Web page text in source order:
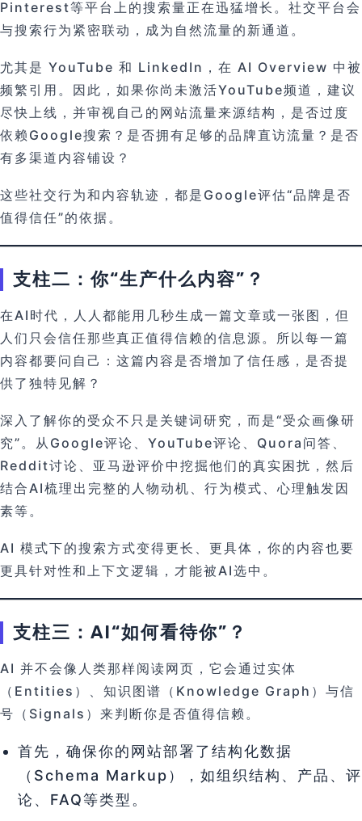
Pinterest等平台上的搜索量正在迅猛增长。社交平台会
与搜索行为紧密联动，成为自然流量的新通道。
尤其是 YouTube 和 LinkedIn，在 AI Overview 中被
频繁引用。因此，如果你尚未激活YouTube频道，建议
尽快上线，并审视自己的网站流量来源结构，是否过度
依赖Google搜索？是否拥有足够的品牌直访流量？是否
有多渠道内容铺设？
这些社交行为和内容轨迹，都是Google评估“品牌是否
值得信任”的依据。
支柱二：你“生产什么内容”？
在AI时代，人人都能用几秒生成一篇文章或一张图，但
人们只会信任那些真正值得信赖的信息源。所以每一篇
内容都要问自己：这篇内容是否增加了信任感，是否提
供了独特见解？
深入了解你的受众不只是关键词研究，而是“受众画像研
究”。从Google评论、YouTube评论、Quora问答、
Reddit讨论、亚马逊评价中挖掘他们的真实困扰，然后
结合AI梳理出完整的人物动机、行为模式、心理触发因
素等。
AI 模式下的搜索方式变得更长、更具体，你的内容也要
更具针对性和上下文逻辑，才能被AI选中。
支柱三：AI“如何看待你”？
AI 并不会像人类那样阅读网页，它会通过实体
（Entities）、知识图谱（Knowledge Graph）与信
号（Signals）来判断你是否值得信赖。
首先，确保你的网站部署了结构化数据
（Schema Markup），如组织结构、产品、评
论、FAQ等类型。